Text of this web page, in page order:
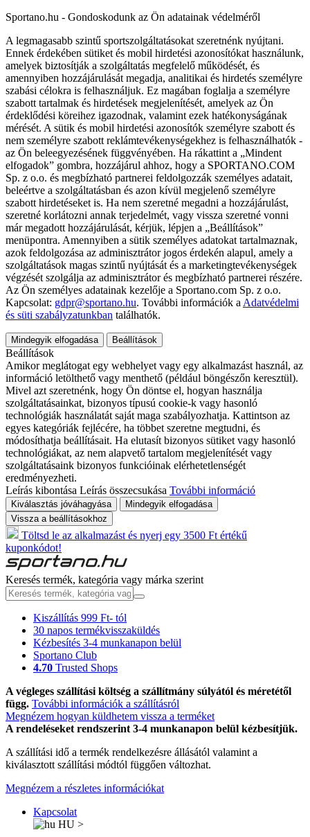
Sportano.hu - Gondoskodunk az Ön adatainak védelméről
A legmagasabb szintű sportszolgáltatásokat szeretnénk nyújtani.
Ennek érdekében sütiket és mobil hirdetési azonosítókat használunk,
amelyek biztosítják a szolgáltatás megfelelő működését, és
amennyiben hozzájárulását megadja, analitikai és hirdetés személyre
szabási célokra is felhasználjuk. Ez magában foglalja a személyre
szabott tartalmak és hirdetések megjelenítését, amelyek az Ön
érdeklődési köreihez igazodnak, valamint ezek hatékonyságának
mérését. A sütik és mobil hirdetési azonosítók személyre szabott és
nem személyre szabott reklámtevékenységekhez is felhasználhatók -
az Ön beleegyezésének függvényében. Ha rákattint a „Mindent
elfogadok” gombra, hozzájárul ahhoz, hogy a SPORTANO.COM
Sp. z o.o. és megbízható partnerei feldolgozzák személyes adatait,
beleértve a szolgáltatásban és azon kívül megjelenő személyre
szabott hirdetéseket is. Ha nem szeretné megadni a hozzájárulást,
szeretné korlátozni annak terjedelmét, vagy vissza szeretné vonni
már megadott hozzájárulását, kérjük, lépjen a „Beállítások”
menüpontra. Amennyiben a sütik személyes adatokat tartalmaznak,
azok feldolgozása az adminisztrátor jogos érdekén alapul, amely a
szolgáltatások magas szintű nyújtását és a marketingtevékenységek
végzését szolgálja az adminisztrátor és megbízható partnerei részére.
Az Ön személyes adatainak kezelője a Sportano.com Sp. z o.o.
Kapcsolat: gdpr@sportano.hu. További információk a Adatvédelmi
és süti szabályzatunkban találhatók.
Mindegyik elfogadása Beállítások
Beállítások
Amikor meglátogat egy webhelyet vagy egy alkalmazást használ, az
információ letölthető vagy menthető (például böngészőn keresztül).
Mivel azt szeretnénk, hogy Ön döntse el, hogyan használja
szolgáltatásainkat, bizonyos típusú cookie-k vagy hasonló
technológiák használatát saját maga szabályozhatja. Kattintson az
egyes kategóriák fejlécére, ha többet szeretne megtudni, és
módosíthatja beállításait. Ha elutasít bizonyos sütiket vagy hasonló
technológiákat, az nem alapvető tartalom megjelenítését vagy
szolgáltatásaink bizonyos funkcióinak elérhetetlenségét
eredményezheti.
Leírás kibontása Leírás összecsukása További információ
Kiválasztás jóváhagyása
Mindegyik elfogadása
Vissza a beállításokhoz
Töltsd le az alkalmazást és nyerj egy 3500 Ft értékű
kuponkódot!
Keresés termék, kategória vagy márka szerint
Kiszállítás 999 Ft- tól
30 napos termékvisszaküldés
Kézbesítés 3-4 munkanapon belül
Sportano Club
4.70 Trusted Shops
A végleges szállítási költség a szállítmány súlyától és méretétől
függ. További információk a szállításról
Megnézem hogyan küldhetem vissza a terméket
A rendeléseket rendszerint 3-4 munkanapon belül kézbesítjük.
A szállítási idő a termék rendelkezésre állásától valamint a
kiválasztott szállítási módtól függően változhat.
Megnézem a részletes információkat
Kapcsolat
HU >